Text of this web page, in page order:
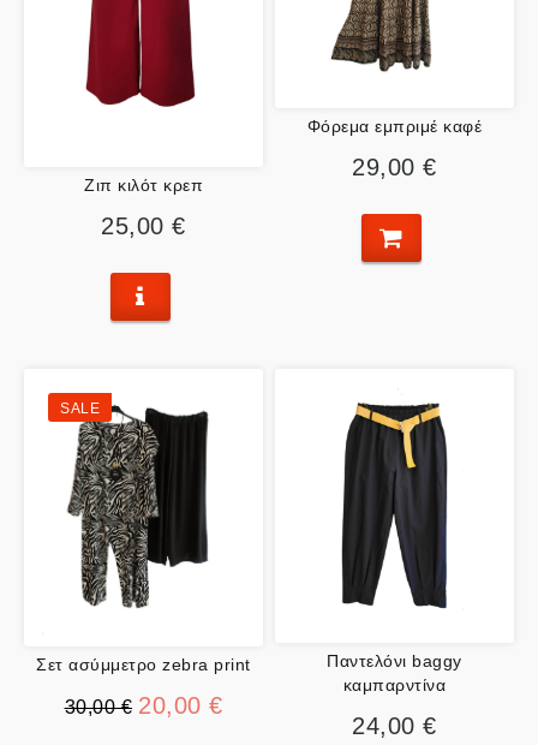
Ζιπ κιλότ κρεπ
25,00 €
Φόρεμα εμπριμέ καφέ
29,00 €
SALE
Σετ ασύμμετρο zebra print
30,00 € 20,00 €
Παντελόνι baggy
καμπαρντίνα
24,00 €